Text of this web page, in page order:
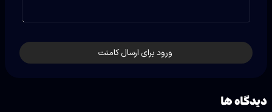
ورود برای ارسال کامنت
دیدگاه ها